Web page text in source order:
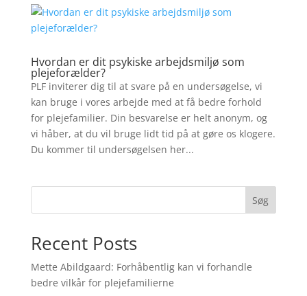
Hvordan er dit psykiske arbejdsmiljø som
plejeforælder?
PLF inviterer dig til at svare på en undersøgelse, vi
kan bruge i vores arbejde med at få bedre forhold
for plejefamilier. Din besvarelse er helt anonym, og
vi håber, at du vil bruge lidt tid på at gøre os klogere.
Du kommer til undersøgelsen her...
Søg
Recent Posts
Mette Abildgaard: Forhåbentlig kan vi forhandle
bedre vilkår for plejefamilierne